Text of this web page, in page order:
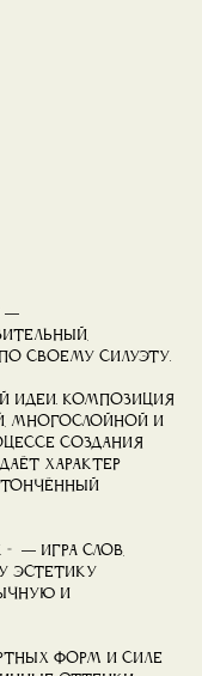
—
своему силуэту.
идеи. Композиция
многослойной и
создания
характер
— игра слов,
эстетику
и
форм и силе